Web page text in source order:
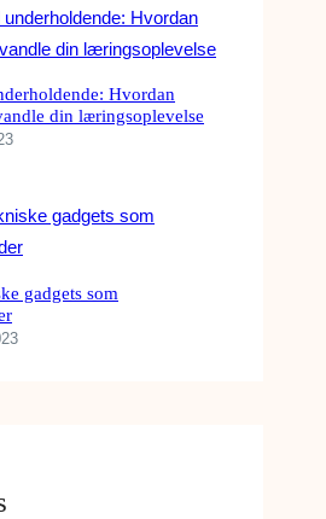
Hvordan
din læringsoplevelse
gadgets som